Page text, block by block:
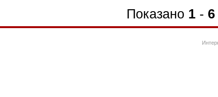
Показано 1 - 6